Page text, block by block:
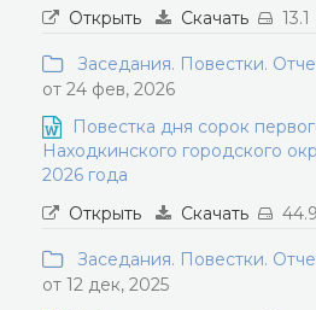
Открыть
Скачать
Заседания. Повестки.
от 24 фев, 2026
Повестка дня сорок
Находкинского городского
2026 года
Открыть
Скачать
Заседания. Повестки.
от 12 дек, 2025